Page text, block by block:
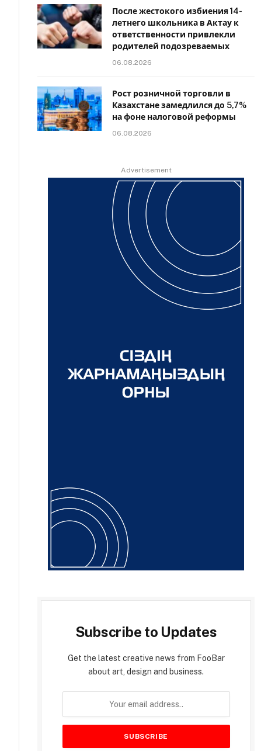
После жестокого избиения 14-
летнего школьника в Актау к
ответственности привлекли
родителей подозреваемых
06.08.2026
Рост розничной торговли в
Казахстане замедлился до 5,7%
на фоне налоговой реформы
06.08.2026
Advertisement
Subscribe to Updates
Get the latest creative news from FooBar
about art, design and business.